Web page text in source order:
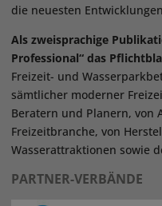
die neuesten
Als zweisprachige
Professional“ das
Freizeit- und
sämtlicher moderner
Beratern und Planern, von
Freizeitbranche, von
Wasserattraktionen sowie
PARTNER-VERBÄNDE